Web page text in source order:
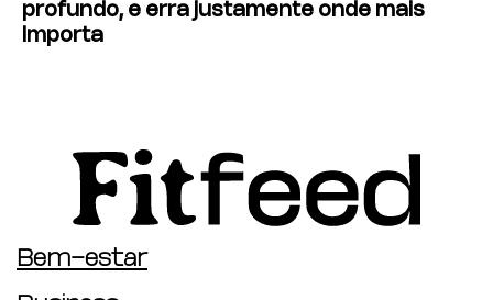
profundo, e erra justamente onde mais
importa
Bem-estar